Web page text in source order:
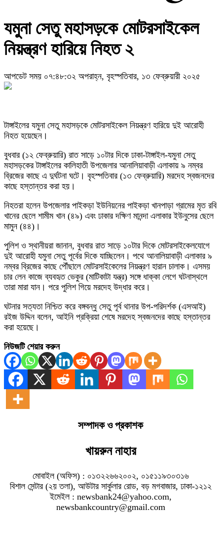
যমুনা সেতু মহাসড়কে মোটরসাইকেল
নিয়ন্ত্রণ হারিয়ে নিহত ২
আপডেট সময় ০৭:৪৮:৩২ অপরাহ্ন, বৃহস্পতিবার, ১৩ ফেব্রুয়ারী ২০২৫
টাঙ্গাইলের যমুনা সেতু মহাসড়কে মোটরসাইকেল নিয়ন্ত্রণ হারিয়ে দুই আরোহী
নিহত হয়েছেন।
বুধবার (১২ ফেব্রুয়ারি) রাত সাড়ে ১০টার দিকে ঢাকা-টাঙ্গাইল-যমুনা সেতু
মহাসড়কের টাঙ্গাইলের কালিহাতী উপজেলার আনালিয়াবাড়ী এলাকায় ৯ নম্বর
ব্রিজের কাছে এ দুর্ঘটনা ঘটে। বৃহস্পতিবার (১৩ ফেব্রুয়ারি) মরদেহ স্বজনদের
কাছে হস্তান্তর করা হয়।
নিহতরা হলেন উপজেলার পাইকড়া ইউনিয়নের পাইকড়া খানপাড়া গ্রামের মৃত রবি
খানের ছেলে শামীম খান (৪৯) এবং ঢাকার দক্ষিণ মানন্দা এলাকার ইউনুসের ছেলে
মামুন (৪৪)।
পুলিশ ও স্থানীয়রা জানান, বুধবার রাত সাড়ে ১০টার দিকে মোটরসাইকেলযোগে
দুই আরোহী যমুনা সেতু পূর্বের দিকে যাচ্ছিলেন। পথে আনালিয়াবাড়ী এলাকার ৯
নম্বর ব্রিজের কাছে পৌঁছালে মোটরসাইকেলের নিয়ন্ত্রণ হারান চালাক। এসময়
চার লেন কাজে ব্যবহৃত ভেকুর (মাটিকাটা যন্ত্র) সঙ্গে ধাক্কা লেগে ঘটনাস্থলে
তারা মারা যান। পরে পুলিশ গিয়ে মরদেহ উদ্ধার করে।
ঘটনার সত্যতা নিশ্চিত করে বঙ্গবন্ধু সেতু পূর্ব থানার উপ-পরিদর্শক (এসআই)
রইজ উদ্দিন বলেন, আইনি প্রক্রিয়া শেষে মরদেহ স্বজনদের কাছে হস্তান্তর
করা হয়েছে।
নিউজটি শেয়ার করুন
সম্পাদক ও প্রকাশক
খায়রুন নাহার
মোবাইল (অফিস) : ০১৩২২৬৬২০০২, ০১৫১১৯৩০৩১৬
বিশাল সেন্টার (২য় তলা), আউটার সার্কুলার রোড, বড় মগবাজার, ঢাকা-১২১২
ইমেইল : newsbank24@yahoo.com,
newsbankcountry@gmail.com